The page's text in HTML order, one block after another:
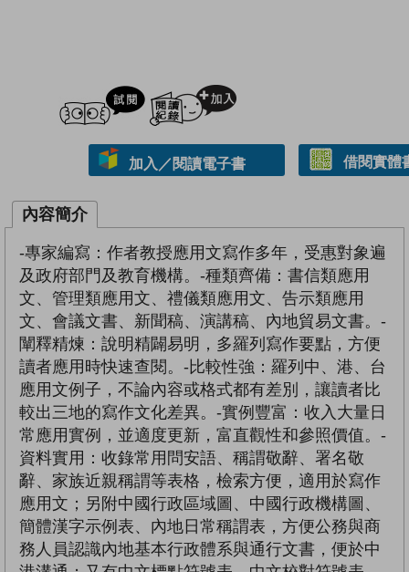
試閲
加入／閱讀電子書 借閱實體
內容簡介
-專家編寫：作者教授應用文寫作多年，受惠對象遍
及政府部門及教育機構。-種類齊備：書信類應用
文、管理類應用文、禮儀類應用文、告示類應用
文、會議文書、新聞稿、演講稿、內地貿易文書。-
闡釋精煉：說明精闢易明，多羅列寫作要點，方便
讀者應用時快速查閱。-比較性強：羅列中、港、台
應用文例子，不論內容或格式都有差別，讓讀者比
較出三地的寫作文化差異。-實例豐富：收入大量日
常應用實例，並適度更新，富直觀性和參照價值。-
資料實用：收錄常用問安語、稱謂敬辭、署名敬
辭、家族近親稱謂等表格，檢索方便，適用於寫作
應用文；另附中國行政區域圖、中國行政機構圖、
簡體漢字示例表、內地日常稱謂表，方便公務與商
務人員認識內地基本行政體系與通行文書，便於中